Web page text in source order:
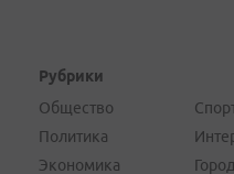
Рубрики
Общество
Политика
Экономика